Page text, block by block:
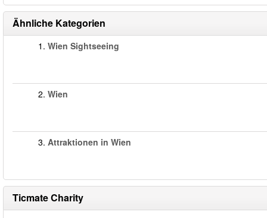
Ähnliche Kategorien
1. Wien Sightseeing
2. Wien
3. Attraktionen in Wien
Ticmate Charity